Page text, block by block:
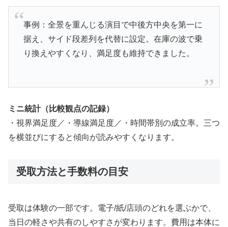
事例：全景を重んじる演目で中後方中央を第一に
据え、サイド段差列を代替に設定。在庫の波で乗
り換えやすくなり、満足度も維持できました。
ミニ統計（比較観点の記録）
・視界満足度／・導線満足度／・時間帯別の成立率。三つ
を横並びにすると傾向が読みやすくなります。
受取方法と手数料の目安
受取は体験の一部です。電子/紙/店頭のどれを選ぶかで、
当日の軽さや共有のしやすさが変わります。費用は本体に